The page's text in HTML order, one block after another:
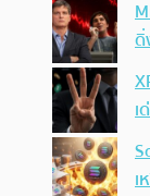
ดิ่
เ
เ